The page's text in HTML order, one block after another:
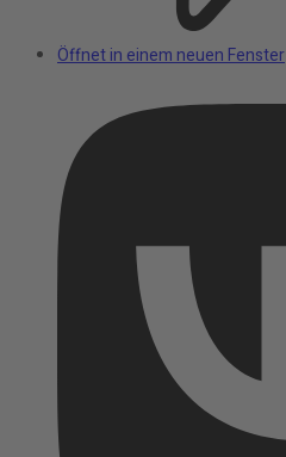
Öffnet in einem neuen Fenster